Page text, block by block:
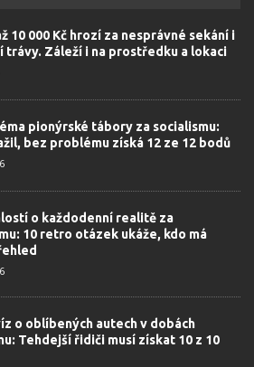
10 000 Kč hrozí za nesprávné sekání i
trávy. Záleží i na prostředku a lokaci
pionýrské tábory za socialismu:
bez problému získá 12 ze 12 bodů
o každodenní realitě za
10 retro otázek ukáže, kdo má
o oblíbených autech v dobách
Tehdejší řidiči musí získat 10 z 10